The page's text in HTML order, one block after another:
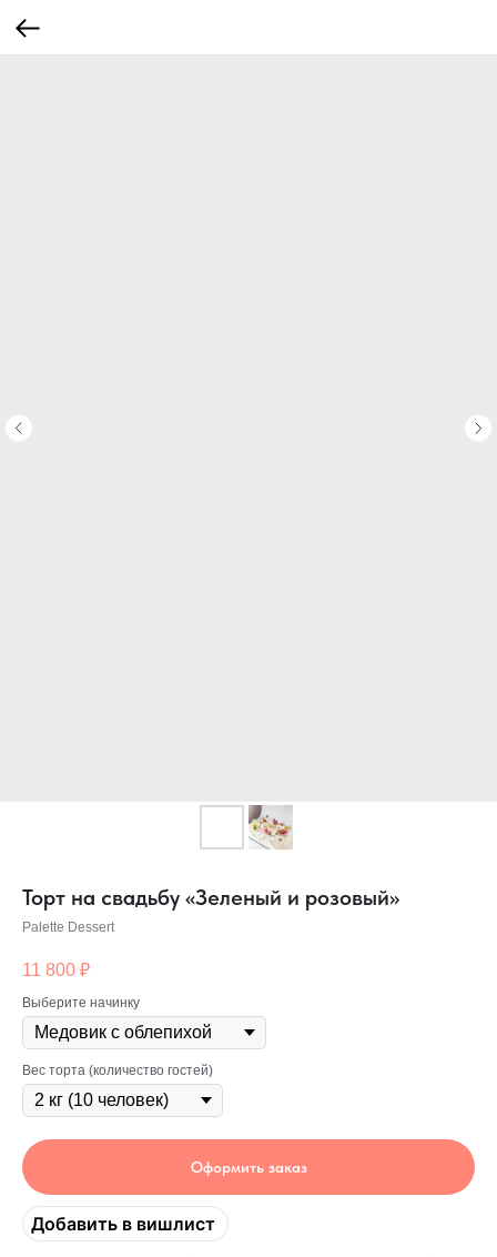
Торт на свадьбу «Зеленый и розовый»
Palette Dessert
11 800 ₽
Выберите начинку
Вес торта (количество гостей)
Оформить заказ
Добавить в вишлист